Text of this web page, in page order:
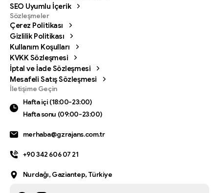
SEO Uyumlu İçerik
Sözleşmeler
Çerez Politikası
Gizlilik Politikası
Kullanım Koşulları
KVKK Sözleşmesi
İptal ve İade Sözleşmesi
Mesafeli Satış Sözleşmesi
İletişime Geçin
Hafta içi (18:00-23:00)
Hafta sonu (09:00-23:00)
merhaba@gzrajans.com.tr
+90 342 606 07 21
Nurdağı, Gaziantep, Türkiye
Bizi arayın
Hafta içi (18:00-23:00) Hafta sonu (09:00-23:00)
0342 606 07 21
Bize bir mesaj gönderin
Mesajınızı istediğiniz zaman gönderin.
0342 606 07 21